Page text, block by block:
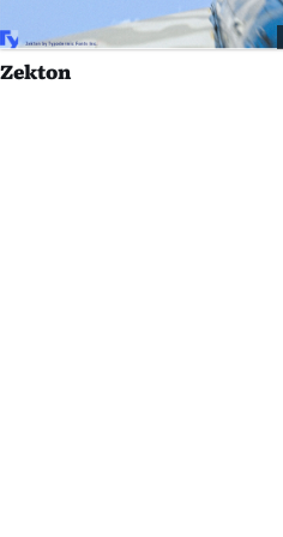
Zekton